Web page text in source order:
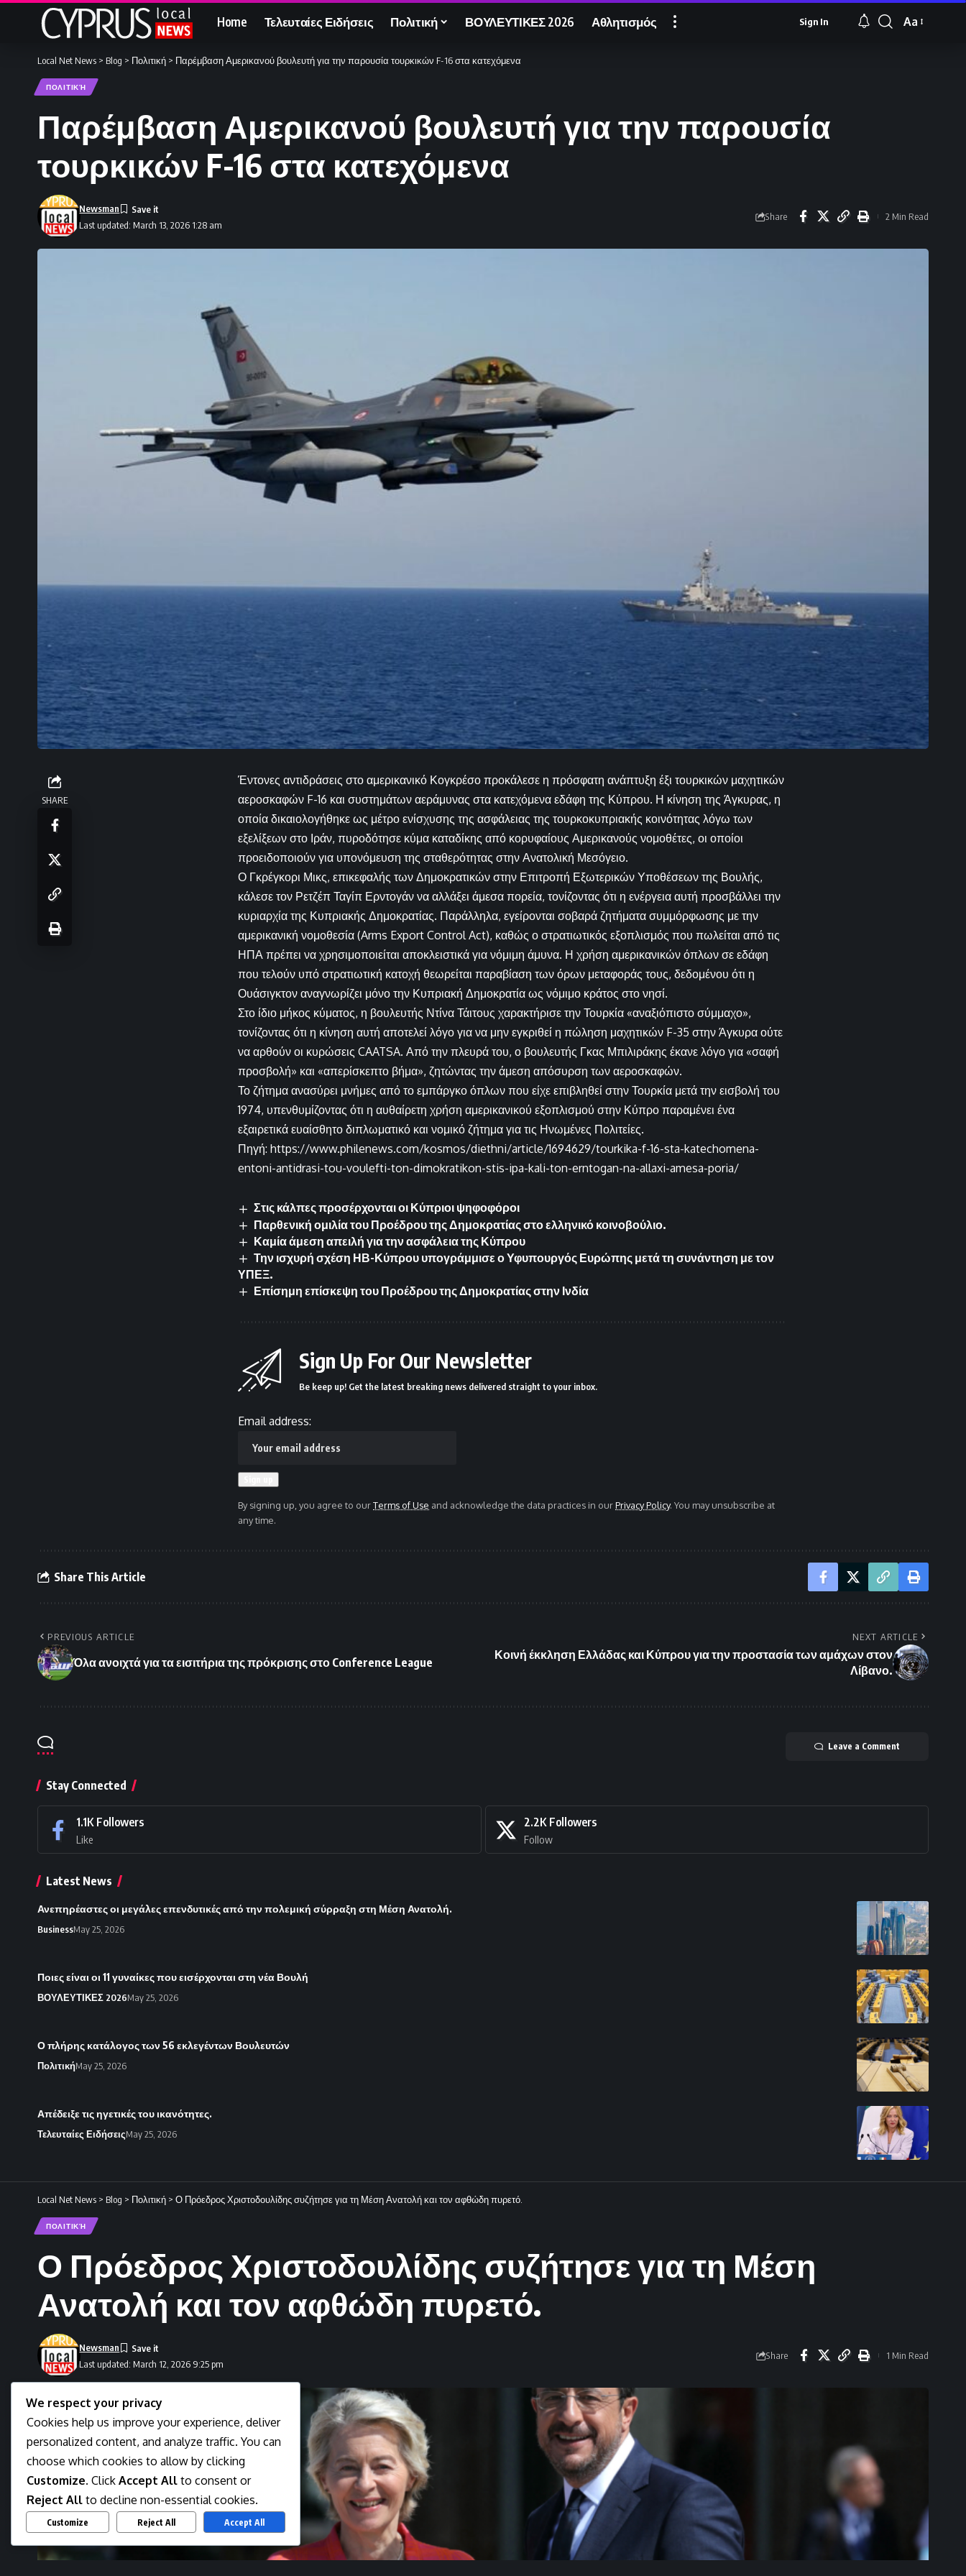
Home Τελευταίες Ειδήσεις Πολιτική ΒΟΥΛΕΥΤΙΚΕΣ 2026 Αθλητισμός Sign In
Font
Aa
Local Net News > Blog > Πολιτική > Παρέμβαση Αμερικανού βουλευτή για την παρουσία τουρκικών F-16 στα κατεχόμενα
ΠΟΛΙΤΙΚΉ
Παρέμβαση Αμερικανού βουλευτή για την παρουσία
τουρκικών F-16 στα κατεχόμενα
Last updated: March 13, 2026 1:28 am
Newsman
Share 2 Min Read
SHARE
Έντονες αντιδράσεις στο αμερικανικό Κογκρέσο προκάλεσε η πρόσφατη ανάπτυξη έξι τουρκικών μαχητικών
αεροσκαφών F-16 και συστημάτων αεράμυνας στα κατεχόμενα εδάφη της Κύπρου. Η κίνηση της Άγκυρας, η
οποία δικαιολογήθηκε ως μέτρο ενίσχυσης της ασφάλειας της τουρκοκυπριακής κοινότητας λόγω των
εξελίξεων στο Ιράν, πυροδότησε κύμα καταδίκης από κορυφαίους Αμερικανούς νομοθέτες, οι οποίοι
προειδοποιούν για υπονόμευση της σταθερότητας στην Ανατολική Μεσόγειο.
Ο Γκρέγκορι Μικς, επικεφαλής των Δημοκρατικών στην Επιτροπή Εξωτερικών Υποθέσεων της Βουλής,
κάλεσε τον Ρετζέπ Ταγίπ Ερντογάν να αλλάξει άμεσα πορεία, τονίζοντας ότι η ενέργεια αυτή προσβάλλει την
κυριαρχία της Κυπριακής Δημοκρατίας. Παράλληλα, εγείρονται σοβαρά ζητήματα συμμόρφωσης με την
αμερικανική νομοθεσία (Arms Export Control Act), καθώς ο στρατιωτικός εξοπλισμός που πωλείται από τις
ΗΠΑ πρέπει να χρησιμοποιείται αποκλειστικά για νόμιμη άμυνα. Η χρήση αμερικανικών όπλων σε εδάφη
που τελούν υπό στρατιωτική κατοχή θεωρείται παραβίαση των όρων μεταφοράς τους, δεδομένου ότι η
Ουάσιγκτον αναγνωρίζει μόνο την Κυπριακή Δημοκρατία ως νόμιμο κράτος στο νησί.
Στο ίδιο μήκος κύματος, η βουλευτής Ντίνα Τάιτους χαρακτήρισε την Τουρκία «αναξιόπιστο σύμμαχο»,
τονίζοντας ότι η κίνηση αυτή αποτελεί λόγο για να μην εγκριθεί η πώληση μαχητικών F-35 στην Άγκυρα ούτε
να αρθούν οι κυρώσεις CAATSA. Από την πλευρά του, ο βουλευτής Γκας Μπιλιράκης έκανε λόγο για «σαφή
προσβολή» και «απερίσκεπτο βήμα», ζητώντας την άμεση απόσυρση των αεροσκαφών.
Το ζήτημα ανασύρει μνήμες από το εμπάργκο όπλων που είχε επιβληθεί στην Τουρκία μετά την εισβολή του
1974, υπενθυμίζοντας ότι η αυθαίρετη χρήση αμερικανικού εξοπλισμού στην Κύπρο παραμένει ένα
εξαιρετικά ευαίσθητο διπλωματικό και νομικό ζήτημα για τις Ηνωμένες Πολιτείες.
Πηγή: https://www.philenews.com/kosmos/diethni/article/1694629/tourkika-f-16-sta-katechomena-
entoni-antidrasi-tou-voulefti-ton-dimokratikon-stis-ipa-kali-ton-erntogan-na-allaxi-amesa-poria/
Στις κάλπες προσέρχονται οι Κύπριοι ψηφοφόροι
Παρθενική ομιλία του Προέδρου της Δημοκρατίας στο ελληνικό κοινοβούλιο.
Καμία άμεση απειλή για την ασφάλεια της Κύπρου
Την ισχυρή σχέση ΗΒ-Κύπρου υπογράμμισε ο Υφυπουργός Ευρώπης μετά τη συνάντηση με τον
ΥΠΕΞ.
Επίσημη επίσκεψη του Προέδρου της Δημοκρατίας στην Ινδία
Sign Up For Our Newsletter
Be keep up! Get the latest breaking news delivered straight to your inbox.
Email address:
By signing up, you agree to ourTerms of Use and acknowledge the data practices in ourPrivacy Policy. You may unsubscribe at
any time.
Share This Article
PREVIOUS ARTICLE
Όλα ανοιχτά για τα εισιτήρια της πρόκρισης στο Conference League
NEXT ARTICLE
Κοινή έκκληση Ελλάδας και Κύπρου για την προστασία των αμάχων στον
Λίβανο.
Leave a Comment
Stay Connected
1.1K Followers
Like
2.2K Followers
Follow
Latest News
Ανεπηρέαστες οι μεγάλες επενδυτικές από την πολεμική σύρραξη στη Μέση Ανατολή.
BusinessMay 25, 2026
Ποιες είναι οι 11 γυναίκες που εισέρχονται στη νέα Βουλή
ΒΟΥΛΕΥΤΙΚΕΣ 2026May 25, 2026
Ο πλήρης κατάλογος των 56 εκλεγέντων Βουλευτών
ΠολιτικήMay 25, 2026
Απέδειξε τις ηγετικές του ικανότητες.
Τελευταίες ΕιδήσειςMay 25, 2026
Local Net News > Blog > Πολιτική > Ο Πρόεδρος Χριστοδουλίδης συζήτησε για τη Μέση Ανατολή και τον αφθώδη πυρετό.
ΠΟΛΙΤΙΚΉ
Ο Πρόεδρος Χριστοδουλίδης συζήτησε για τη Μέση
Ανατολή και τον αφθώδη πυρετό.
Last updated: March 12, 2026 9:25 pm
Newsman
Share 1 Min Read
We respect your privacy
Cookies help us improve your experience, deliver
personalized content, and analyze traffic. You can
choose which cookies to allow by clicking
Customize. Click Accept All to consent or
Reject All to decline non-essential cookies.
Customize Reject All Accept All